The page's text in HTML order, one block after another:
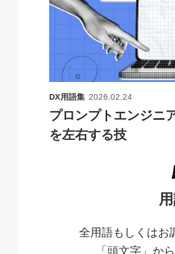
DX用語集 2026.02.24
プロンプトエンジニ
を左右する技
全用語もしくはお
「頭文字」か